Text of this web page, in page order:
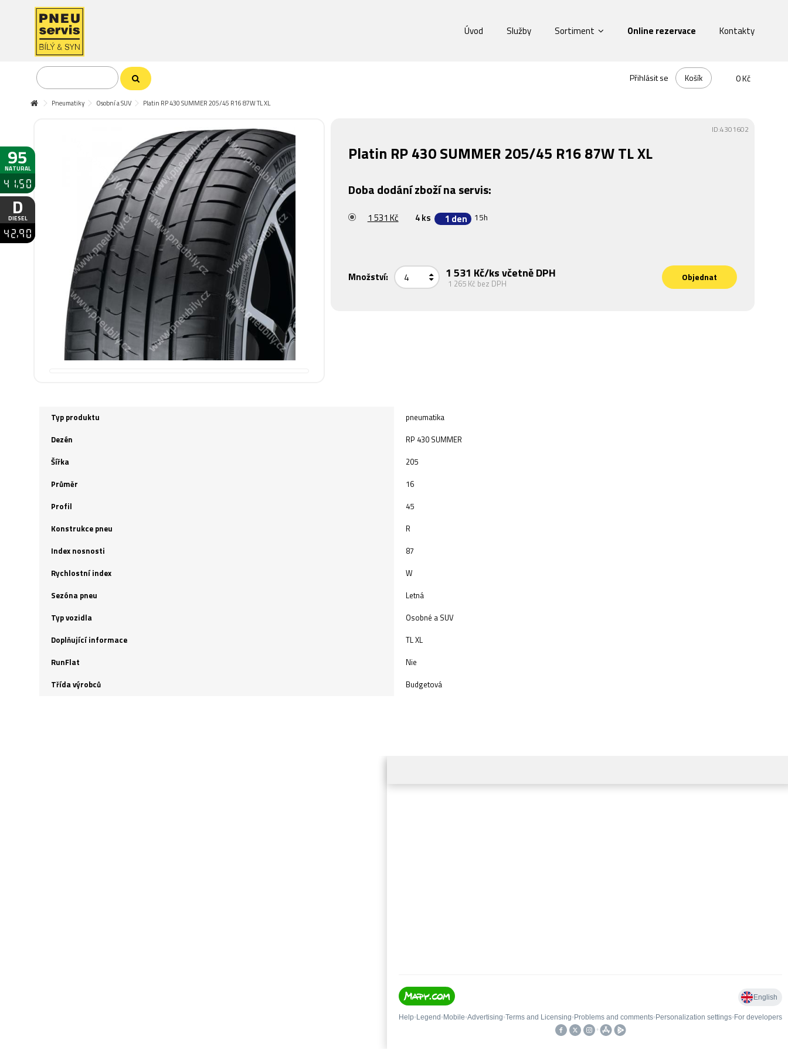
95
NATURAL
41,50
D
DIESEL
42,90
Úvod Služby Sortiment Online rezervace Kontakty
0 Kč
Košík
Přihlásit se
Pneumatiky Osobní a SUV Platin RP 430 SUMMER 205/45 R16 87W TL XL
ID:4301602
Platin RP 430 SUMMER 205/45 R16 87W TL XL
Doba dodání zboží na servis:
1 531 Kč 4 ks 1 den 15h
Množství: 1 531 Kč/ks včetně DPH
1 265 Kč bez DPH
Objednat
Typ produktu
pneumatika
Dezén
RP 430 SUMMER
Šířka
205
Průměr
16
Profil
45
Konstrukce pneu
R
Index nosnosti
87
Rychlostní index
W
Sezóna pneu
Letná
Typ vozidla
Osobné a SUV
Doplňující informace
TL XL
RunFlat
Nie
Třída výrobců
Budgetová